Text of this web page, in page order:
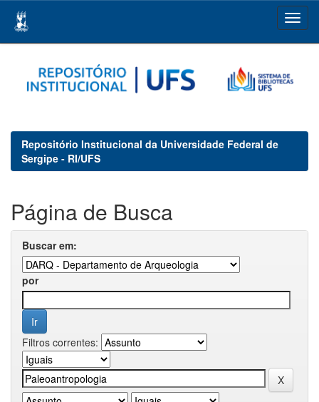
navigation
Repositório Institucional da Universidade Federal de
Sergipe - RI/UFS
Página de Busca
Buscar em:
por
Filtros correntes: